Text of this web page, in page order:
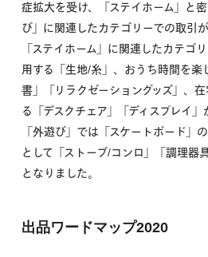
症拡大を受け、「ステイホーム」と
び」に関連したカテゴリーでの取引が
「ステイホーム」に関連したカテゴ
用する「生地/糸」、おうち時間を楽
書」「リラクゼーショングッズ」、
る「デスクチェア」「ディスプレイ」
「外遊び」では「スケートボード」
として「ストーブ/コンロ」「調理器
となりました。
出品ワードマップ2020